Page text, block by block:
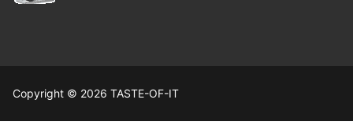
Copyright © 2026 TASTE-OF-IT